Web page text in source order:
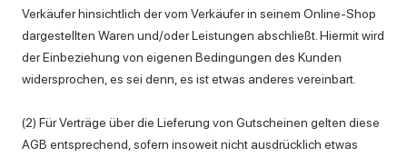
Verkäufer hinsichtlich der vom Verkäufer in seinem Online-Shop
dargestellten Waren und/oder Leistungen abschließt. Hiermit wird
der Einbeziehung von eigenen Bedingungen des Kunden
widersprochen, es sei denn, es ist etwas anderes vereinbart.
(2) Für Verträge über die Lieferung von Gutscheinen gelten diese
AGB entsprechend, sofern insoweit nicht ausdrücklich etwas